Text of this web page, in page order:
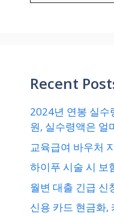
Recent
2024년 연봉 실수
원, 실수령액은 얼
교육급여 바우처
하이푸 시술 시 보
월변 대출 긴급 신
신용 카드 현금화,